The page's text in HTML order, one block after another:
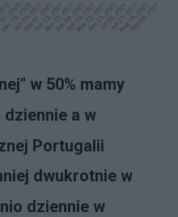
w 50% mamy
dziennie a w
Portugalii
dwukrotnie w
dziennie w